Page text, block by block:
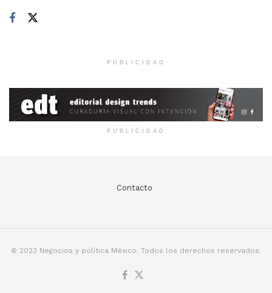
PUBLICIDAD
PUBLICIDAD
Contacto
© 2023 Negocios y política México. Todos los derechos reservados.